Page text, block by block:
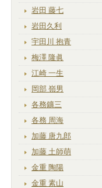
岩田 藤七
岩田久利
宇田川 抱青
梅澤 隆眞
江崎 一生
岡部 嶺男
各務鑛三
各務 周海
加藤 唐九郎
加藤 土師萌
金重 陶陽
金重 素山